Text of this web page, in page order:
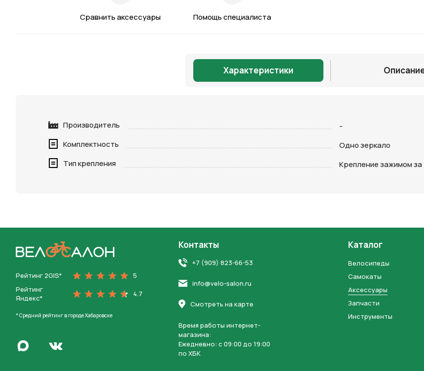
Сравнить аксессуары Помощь специалиста
Характеристики
Производитель
-
Комплектность
Одно зеркало
Тип крепления
Крепление зажимом за
Рейтинг 2GIS*
5
Рейтинг
Яндекс*
4.7
* Средний рейтинг в городе Хабаровске
Написать в MaxПерейти во Вконтакте
Контакты
+7 (909) 823-66-53
info@velo-salon.ru
Смотреть на карте
Время работы интернет-
магазина:
Ежедневно: c 09:00 до 19:00
по ХБК
Каталог
Велосипеды
Самокаты
Аксессуары
Запчасти
Инструменты
персональных данных и соглашаетесь с политикой